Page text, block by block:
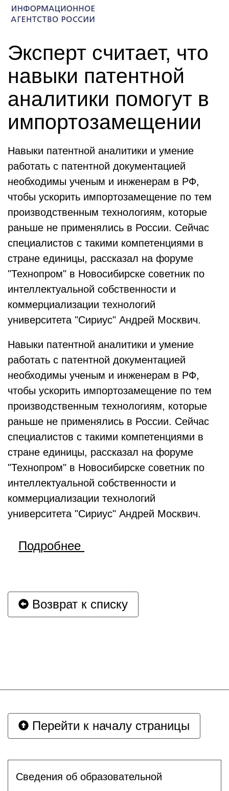
Эксперт считает, что
навыки патентной
аналитики помогут в
импортозамещении
Навыки патентной аналитики и умение
работать с патентной документацией
необходимы ученым и инженерам в РФ,
чтобы ускорить импортозамещение по тем
производственным технологиям, которые
раньше не применялись в России. Сейчас
специалистов с такими компетенциями в
стране единицы, рассказал на форуме
"Технопром" в Новосибирске советник по
интеллектуальной собственности и
коммерциализации технологий
университета "Сириус" Андрей Москвич.
Навыки патентной аналитики и умение
работать с патентной документацией
необходимы ученым и инженерам в РФ,
чтобы ускорить импортозамещение по тем
производственным технологиям, которые
раньше не применялись в России. Сейчас
специалистов с такими компетенциями в
стране единицы, рассказал на форуме
"Технопром" в Новосибирске советник по
интеллектуальной собственности и
коммерциализации технологий
университета "Сириус" Андрей Москвич.
Подробнее
Возврат к списку
Перейти к началу страницы
Сведения об образовательной